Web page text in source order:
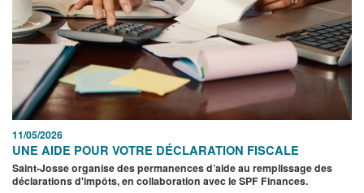
11/05/2026
UNE AIDE POUR VOTRE DÉCLARATION FISCALE
Saint-Josse organise des permanences d’aide au remplissage des
déclarations d'impôts, en collaboration avec le SPF Finances.